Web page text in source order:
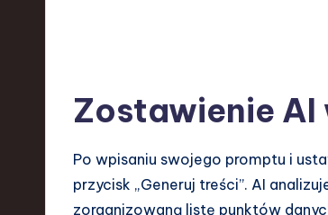
Zostawienie
Po wpisaniu swojego promptu i
przycisk „Generuj treści”. AI
zorganizowaną listę punktów